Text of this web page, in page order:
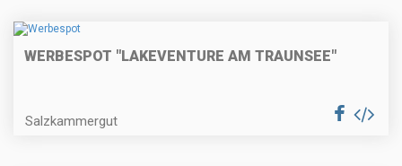
WERBESPOT "LAKEVENTURE AM TRAUNSEE"
Salzkammergut